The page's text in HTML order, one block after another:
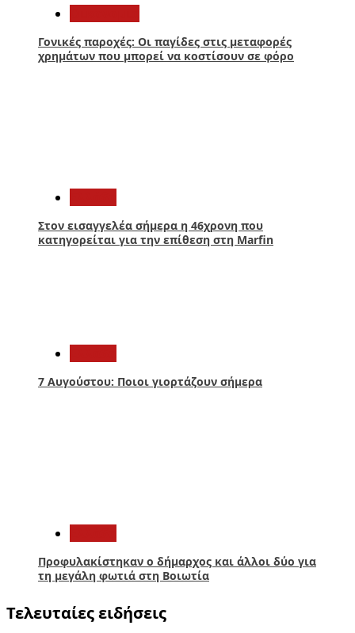
Γονικές παροχές: Οι παγίδες στις μεταφορές
χρημάτων που μπορεί να κοστίσουν σε φόρο
Στον εισαγγελέα σήμερα η 46χρονη που
κατηγορείται για την επίθεση στη Marfin
7 Αυγούστου: Ποιοι γιορτάζουν σήμερα
Προφυλακίστηκαν ο δήμαρχος και άλλοι δύο για
τη μεγάλη φωτιά στη Βοιωτία
Τελευταίες ειδήσεις